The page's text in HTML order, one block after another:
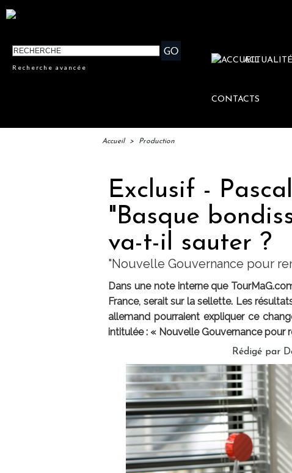
Recherche avancée
CONTACTS
Accueil > Production
Exclusif -
"Basque
va-t-il sauter ?
"Nouvelle Gouvernance pour
Dans une note interne que
France, serait sur la sellette. Les
allemand pourraient expliquer ce
intitulée : « Nouvelle Gouvernance pour
Rédigé par